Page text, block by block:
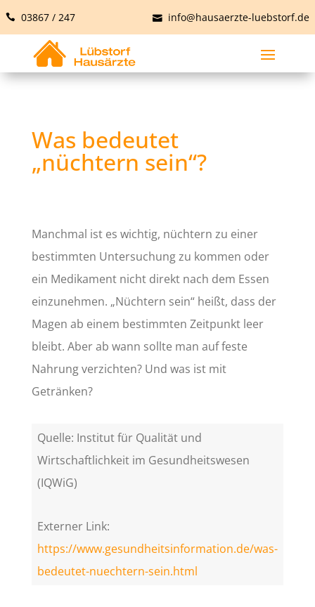
03867 / 247 info@hausaerzte-luebstorf.de
Was bedeutet
„nüchtern sein“?
Manchmal ist es wichtig, nüchtern zu einer
bestimmten Untersuchung zu kommen oder
ein Medikament nicht direkt nach dem Essen
einzunehmen. „Nüchtern sein“ heißt, dass der
Magen ab einem bestimmten Zeitpunkt leer
bleibt. Aber ab wann sollte man auf feste
Nahrung verzichten? Und was ist mit
Getränken?
Quelle: Institut für Qualität und
Wirtschaftlichkeit im Gesundheitswesen
(IQWiG)
Externer Link:
https://www.gesundheitsinformation.de/was-
bedeutet-nuechtern-sein.html